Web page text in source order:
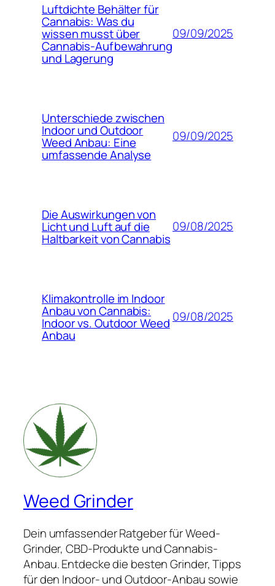
Luftdichte Behälter für
Cannabis: Was du
wissen musst über
Cannabis-Aufbewahrung
und Lagerung
09/09/2025
Unterschiede zwischen
Indoor und Outdoor
Weed Anbau: Eine
umfassende Analyse
09/09/2025
Die Auswirkungen von
Licht und Luft auf die
Haltbarkeit von Cannabis
09/08/2025
Klimakontrolle im Indoor
Anbau von Cannabis:
Indoor vs. Outdoor Weed
Anbau
09/08/2025
Weed Grinder
Dein umfassender Ratgeber für Weed-
Grinder, CBD-Produkte und Cannabis-
Anbau. Entdecke die besten Grinder, Tipps
für den Indoor- und Outdoor-Anbau sowie